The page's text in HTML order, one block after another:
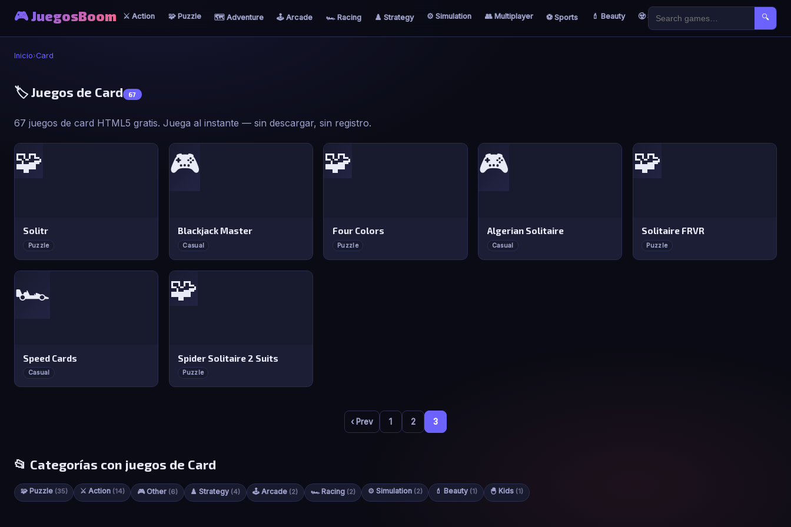
🎮 JuegosBoom ⚔️ Action 🧩 Puzzle 🗺️ Adventure 🕹️ Arcade 🏎️ Racing ♟️ Strategy ⚙️ Simulation 👥 Multiplayer ⚽ Sports 💄 Beauty 🧟 Survival 🐣 Kids 🔍
Inicio›Card
🏷️ Juegos de Card 67
67 juegos de card HTML5 gratis. Juega al instante — sin descargar, sin registro.
🧩
Solitr
Puzzle
🎮
Blackjack Master
Casual
🧩
Four Colors
Puzzle
🎮
Algerian Solitaire
Casual
🧩
Solitaire FRVR
Puzzle
🏎️
Speed Cards
Casual
🧩
Spider Solitaire 2 Suits
Puzzle
‹ Prev 1 2 3
📂 Categorías con juegos de Card
🧩 Puzzle (35) ⚔️ Action (14) 🎮 Other (6) ♟️ Strategy (4) 🕹️ Arcade (2) 🏎️ Racing (2) ⚙️ Simulation (2) 💄 Beauty (1) 🐣 Kids (1)